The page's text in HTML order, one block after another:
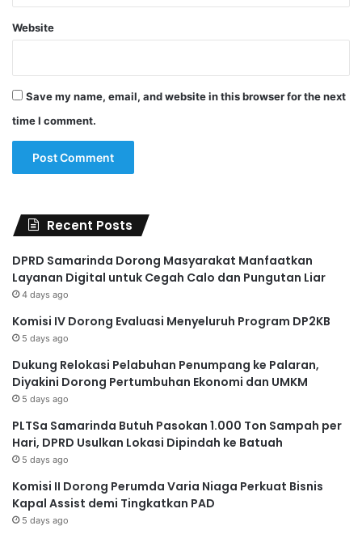
Website
Save my name, email, and website in this browser for the next
time I comment.
Recent Posts
DPRD Samarinda Dorong Masyarakat Manfaatkan
Layanan Digital untuk Cegah Calo dan Pungutan Liar
4 days ago
Komisi IV Dorong Evaluasi Menyeluruh Program DP2KB
5 days ago
Dukung Relokasi Pelabuhan Penumpang ke Palaran,
Diyakini Dorong Pertumbuhan Ekonomi dan UMKM
5 days ago
PLTSa Samarinda Butuh Pasokan 1.000 Ton Sampah per
Hari, DPRD Usulkan Lokasi Dipindah ke Batuah
5 days ago
Komisi II Dorong Perumda Varia Niaga Perkuat Bisnis
Kapal Assist demi Tingkatkan PAD
5 days ago